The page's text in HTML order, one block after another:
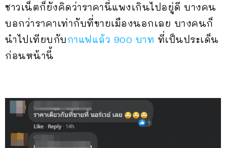
ชาวเน็ตก็ยังคิดว่าราคานี้แพงเกินไปอยู่ดี บางคน
บอกว่าราคาเท่ากับที่ขายเมืองนอกเลย บางคนก็
นำไปเทียบกับกาแฟแล้ว 900 บาท ที่เป็นประเด็น
ก่อนหน้านี้